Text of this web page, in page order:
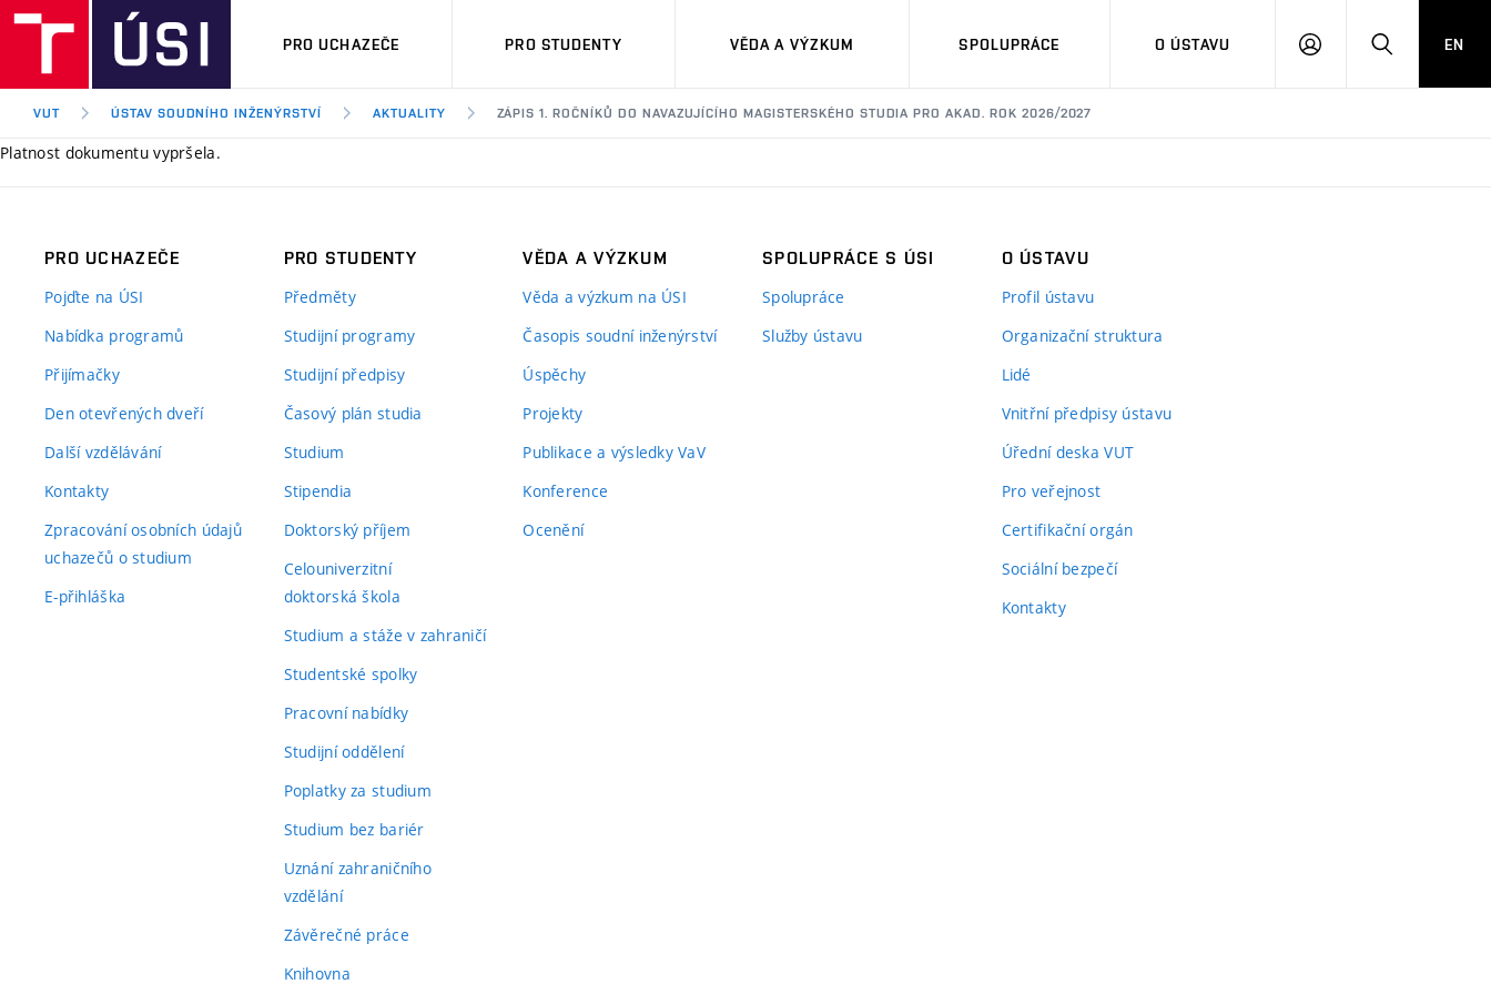
PRO UCHAZEČE PRO STUDENTY VĚDA A VÝZKUM SPOLUPRÁCE O ÚSTAVU
PŘIHLÁSITHLEDAT
EN
VUT ÚSTAV SOUDNÍHO INŽENÝRSTVÍ AKTUALITY ZÁPIS 1. ROČNÍKŮ DO NAVAZUJÍCÍHO MAGISTERSKÉHO STUDIA PRO AKAD. ROK 2026/2027
Platnost dokumentu vypršela.
PRO UCHAZEČE
Pojďte na ÚSI
Nabídka programů
Přijímačky
Den otevřených dveří
Další vzdělávání
Kontakty
Zpracování osobních údajů
uchazečů o studium
E-přihláška
PRO STUDENTY
Předměty
Studijní programy
Studijní předpisy
Časový plán studia
Studium
Stipendia
Doktorský příjem
Celouniverzitní
doktorská škola
Studium a stáže v zahraničí
Studentské spolky
Pracovní nabídky
Studijní oddělení
Poplatky za studium
Studium bez bariér
Uznání zahraničního
vzdělání
Závěrečné práce
Knihovna
VĚDA A VÝZKUM
Věda a výzkum na ÚSI
Časopis soudní inženýrství
Úspěchy
Projekty
Publikace a výsledky VaV
Konference
Ocenění
SPOLUPRÁCE S ÚSI
Spolupráce
Služby ústavu
O ÚSTAVU
Profil ústavu
Organizační struktura
Lidé
Vnitřní předpisy ústavu
Úřední deska VUT
Pro veřejnost
Certifikační orgán
Sociální bezpečí
Kontakty